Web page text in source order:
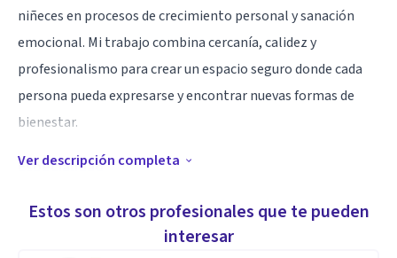
niñeces en procesos de crecimiento personal y sanación
emocional. Mi trabajo combina cercanía, calidez y
profesionalismo para crear un espacio seguro donde cada
persona pueda expresarse y encontrar nuevas formas de
bienestar.
Especialidad
sobrevivientes de violencia sexual infantil y en la prevención
Ver descripción completa
Estos son otros profesionales que te pueden
interesar